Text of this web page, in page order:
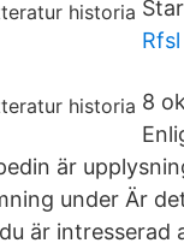
8
är
under Är
är intresserad